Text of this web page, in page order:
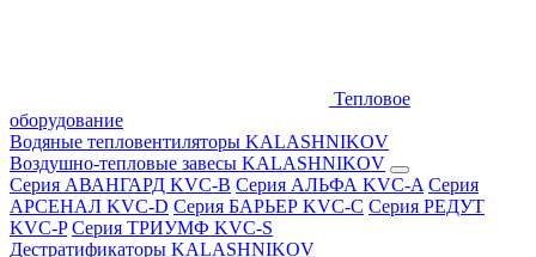
Тепловое
оборудование
Водяные тепловентиляторы KALASHNIKOV
Воздушно-тепловые завесы KALASHNIKOV
Серия АВАНГАРД KVC-B Серия АЛЬФА KVC-A Серия
АРСЕНАЛ KVC-D Серия БАРЬЕР KVC-C Серия РЕДУТ
KVC-P Серия ТРИУМФ KVC-S
Дестратификаторы KALASHNIKOV